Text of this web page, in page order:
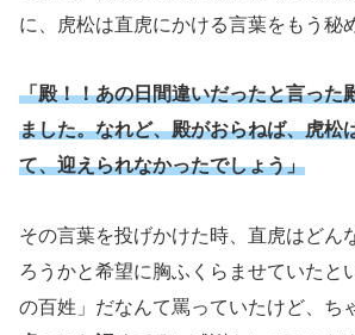
に、虎松は直虎にかける言葉をもう秘
「殿！！あの日間違いだったと言った
ました。なれど、殿がおらねば、虎松
て、迎えられなかったでしょう」
その言葉を投げかけた時、直虎はどん
ろうかと希望に胸ふくらませていた
の百姓」だなんて罵っていたけど、ち